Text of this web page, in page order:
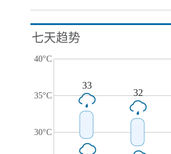
七天趋势
40°C
35°C
30°C
33
32